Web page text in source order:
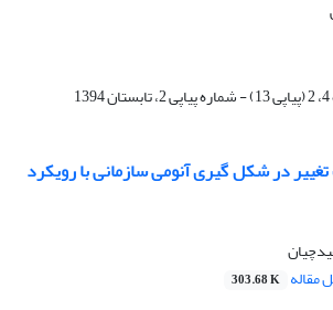
در شکل گیری آنومی سازمانی با رویکرد
مقاله 303.68 K